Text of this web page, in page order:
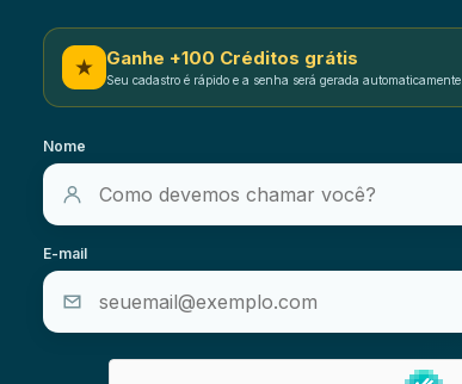
★ Ganhe +100 Créditos grátis
Seu cadastro é rápido e a senha será gerada automaticamente.
Nome
E-mail